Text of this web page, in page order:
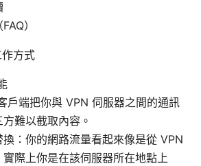
）
方式
戶端把你與 VPN 伺服器之間的通訊
難以截取內容。
：你的網路流量看起來像是從 VPN
際上你是在該伺服器所在地點上